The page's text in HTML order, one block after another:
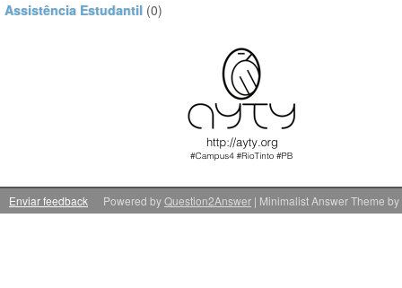
Assistência Estudantil (0)
Enviar feedback | Minimalist Answer Theme by
Powered byQuestion2Answer